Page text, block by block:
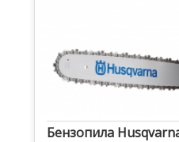
Бензопила